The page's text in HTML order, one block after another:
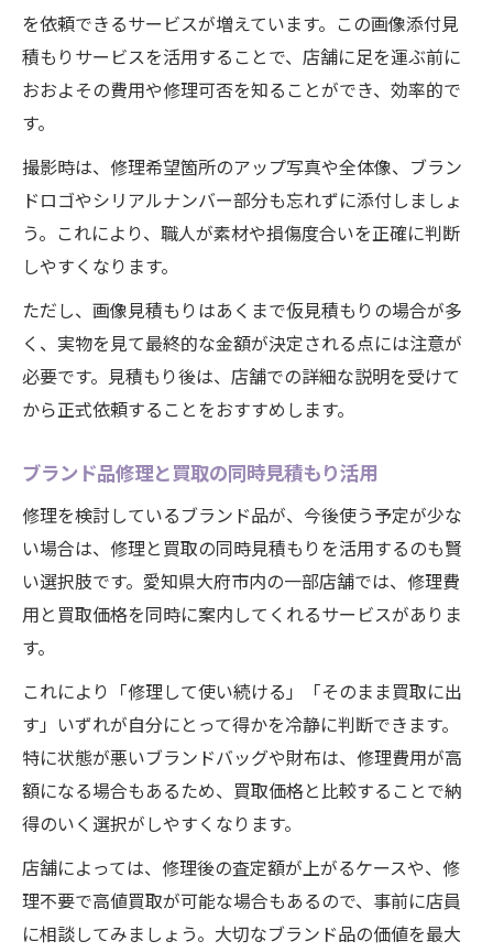
を依頼できるサービスが増えています。この画像添付見
積もりサービスを活用することで、店舗に足を運ぶ前に
おおよその費用や修理可否を知ることができ、効率的で
す。
撮影時は、修理希望箇所のアップ写真や全体像、ブラン
ドロゴやシリアルナンバー部分も忘れずに添付しましょ
う。これにより、職人が素材や損傷度合いを正確に判断
しやすくなります。
ただし、画像見積もりはあくまで仮見積もりの場合が多
く、実物を見て最終的な金額が決定される点には注意が
必要です。見積もり後は、店舗での詳細な説明を受けて
から正式依頼することをおすすめします。
ブランド品修理と買取の同時見積もり活用
修理を検討しているブランド品が、今後使う予定が少な
い場合は、修理と買取の同時見積もりを活用するのも賢
い選択肢です。愛知県大府市内の一部店舗では、修理費
用と買取価格を同時に案内してくれるサービスがありま
す。
これにより「修理して使い続ける」「そのまま買取に出
す」いずれが自分にとって得かを冷静に判断できます。
特に状態が悪いブランドバッグや財布は、修理費用が高
額になる場合もあるため、買取価格と比較することで納
得のいく選択がしやすくなります。
店舗によっては、修理後の査定額が上がるケースや、修
理不要で高値買取が可能な場合もあるので、事前に店員
に相談してみましょう。大切なブランド品の価値を最大